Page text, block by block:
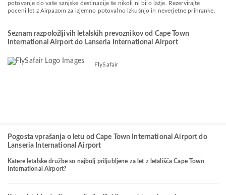
potovanje do vaše sanjske destinacije še nikoli ni bilo lažje. Rezervirajte
poceni let z Airpazom za izjemno potovalno izkušnjo in neverjetne prihranke.
Seznam razpoložljivih letalskih prevoznikov od Cape Town
International Airport do Lanseria International Airport
FlySafair
Pogosta vprašanja o letu od Cape Town International Airport do
Lanseria International Airport
Katere letalske družbe so najbolj priljubljene za let z letališča Cape Town
International Airport?